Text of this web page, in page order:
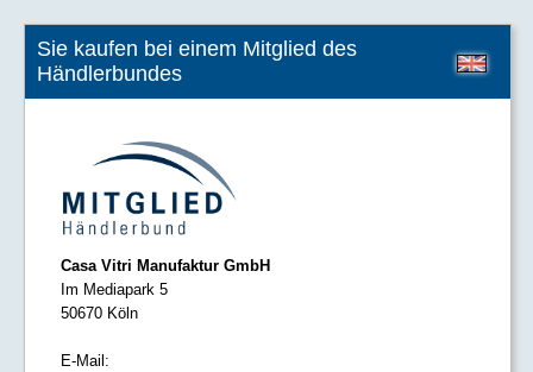
Sie kaufen bei einem Mitglied des
Händlerbundes
Casa Vitri Manufaktur GmbH
Im Mediapark 5
50670 Köln
E-Mail: